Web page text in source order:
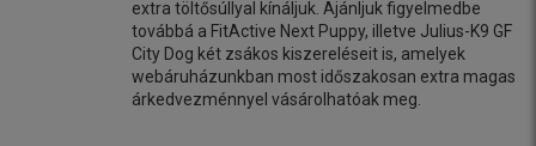
extra töltősúllyal kínáljuk. Ajánljuk figyelmedbe
továbbá a FitActive Next Puppy, illetve Julius-K9 GF
City Dog két zsákos kiszereléseit is, amelyek
webáruházunkban most időszakosan extra magas
árkedvezménnyel vásárolhatóak meg.